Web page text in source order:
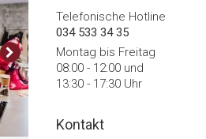
Telefonische Hotline
034 533 34 35
Montag bis Freitag
08:00 - 12:00 und
13:30 - 17:30 Uhr
Kontakt